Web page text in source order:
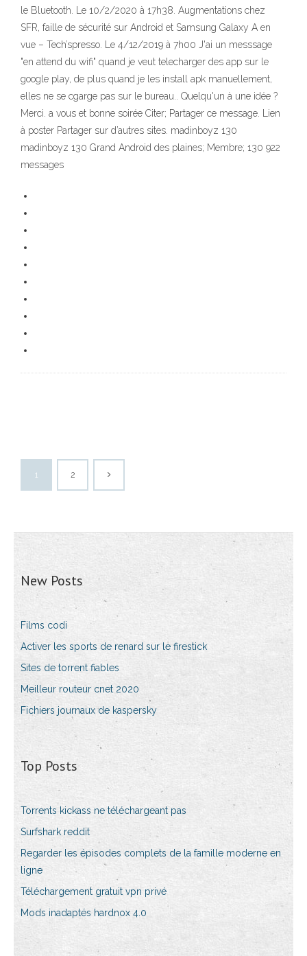
le Bluetooth. Le 10/2/2020 à 17h38. Augmentations chez
SFR, faille de sécurité sur Android et Samsung Galaxy A en
vue – Tech’spresso. Le 4/12/2019 à 7h00 J'ai un messsage
"en attend du wifi" quand je veut telecharger des app sur le
google play, de plus quand je les install apk manuellement,
elles ne se cgarge pas sur le bureau.. Quelqu'un à une idée ?
Merci. a vous et bonne soirée Citer; Partager ce message. Lien
à poster Partager sur d’autres sites. madinboyz 130
madinboyz 130 Grand Android des plaines; Membre; 130 922
messages
1 2
New Posts
Films codi
Activer les sports de renard sur le firestick
Sites de torrent fiables
Meilleur routeur cnet 2020
Fichiers journaux de kaspersky
Top Posts
Torrents kickass ne téléchargeant pas
Surfshark reddit
Regarder les épisodes complets de la famille moderne en
ligne
Téléchargement gratuit vpn privé
Mods inadaptés hardnox 4.0